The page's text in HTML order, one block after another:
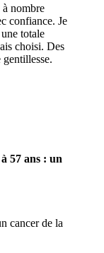
à nombre
confiance. Je
totale
choisi. Des
gentillesse.
57 ans : un
cancer de la